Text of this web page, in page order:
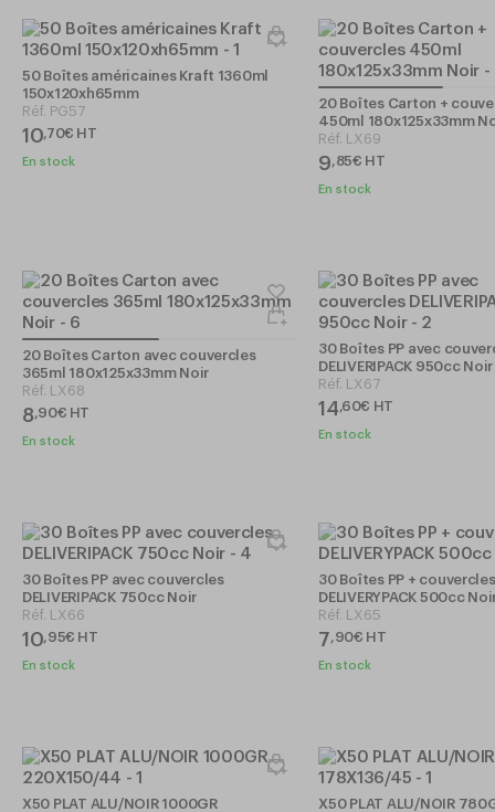
50 Boîtes américaines Kraft 1360ml
150x120xh65mm
Réf. PG57
10,70€ HT
En stock
20 Boîtes Carton +
450ml 180x125x33mm
Réf. LX69
9,85€ HT
En stock
20 Boîtes Carton avec couvercles
365ml 180x125x33mm Noir
Réf. LX68
8,90€ HT
En stock
30 Boîtes PP avec
DELIVERIPACK 950cc Noir
Réf. LX67
14,60€ HT
En stock
30 Boîtes PP avec couvercles
DELIVERIPACK 750cc Noir
Réf. LX66
10,95€ HT
En stock
30 Boîtes PP + couvercles
DELIVERYPACK 500cc
Réf. LX65
7,90€ HT
En stock
X50 PLAT ALU/NOIR 1000GR
X50 PLAT ALU/NOIR